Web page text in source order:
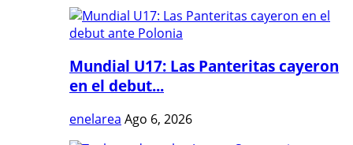
Mundial U17: Las Panteritas cayeron
en el debut...
enelarea Ago 6, 2026